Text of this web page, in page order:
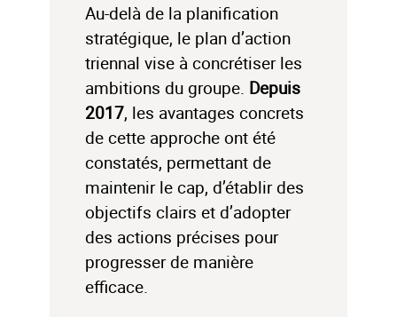
Au-delà de la planification
stratégique, le plan d’action
triennal vise à concrétiser les
ambitions du groupe. Depuis
2017, les avantages concrets
de cette approche ont été
constatés, permettant de
maintenir le cap, d’établir des
objectifs clairs et d’adopter
des actions précises pour
progresser de manière
efficace.